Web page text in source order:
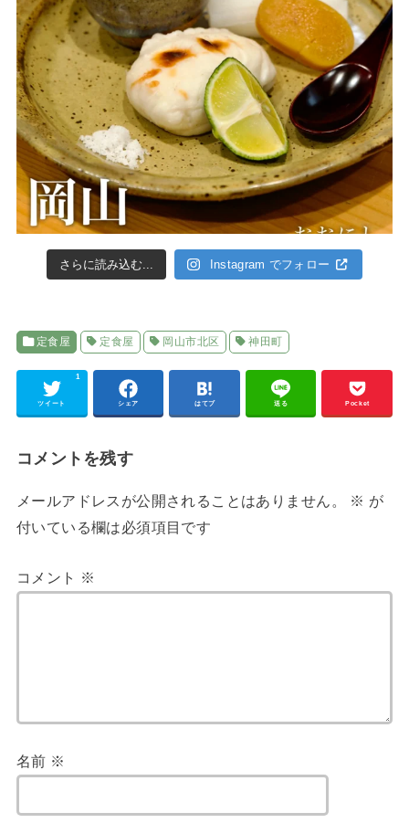
さらに読み込む... Instagram でフォロー
定食屋 定食屋 岡山市北区 神田町
ツイート
1
シェア はてブ 送る Pocket
コメントを残す
メールアドレスが公開されることはありません。 ※ が
付いている欄は必須項目です
コメント ※
名前 ※